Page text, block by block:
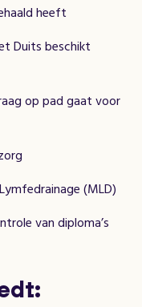
heeft
Duits beschikt
op pad gaat voor
(MLD)
van diploma’s